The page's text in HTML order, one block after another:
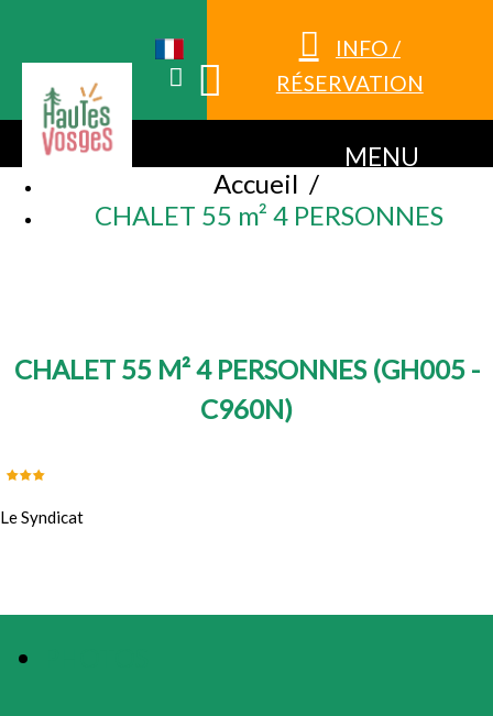
INFO /
RÉSERVATION
MENU
Accueil /
CHALET 55 m² 4 PERSONNES
CHALET 55 M² 4 PERSONNES (GH005 -
C960N)
Le Syndicat